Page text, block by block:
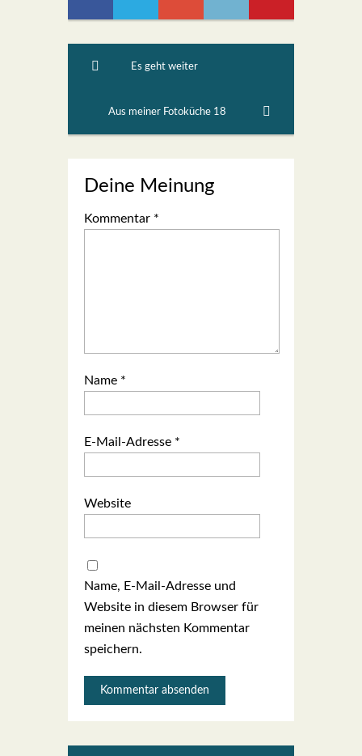
Es geht weiter
Aus meiner Fotoküche 18
Deine Meinung
Kommentar *
Name *
E-Mail-Adresse *
Website
Name, E-Mail-Adresse und
Website in diesem Browser für
meinen nächsten Kommentar
speichern.